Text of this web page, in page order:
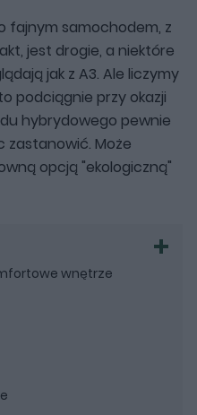
fajnym samochodem, z
jest drogie, a niektóre
jak z A3. Ale liczymy
podciągnie przy okazji
hybrydowego pewnie
zastanowić. Może
opcją "ekologiczną"
wnętrze